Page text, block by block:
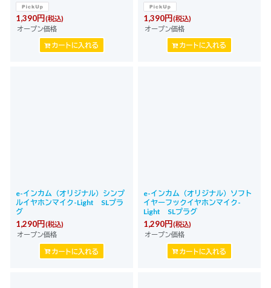
1,390円(税込)
オープン価格
カートに入れる
1,390円(税込)
オープン価格
カートに入れる
e-インカム（オリジナル）シンプ
ルイヤホンマイク-Light SLプラ
グ
1,290円(税込)
オープン価格
カートに入れる
e-インカム（オリジナル）ソフト
イヤーフックイヤホンマイク-
Light SLプラグ
1,290円(税込)
オープン価格
カートに入れる